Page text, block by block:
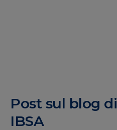
Post sul blog di
IBSA